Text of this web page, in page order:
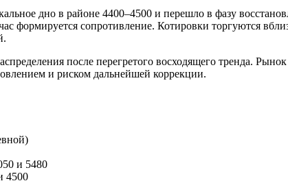
дно в районе 4400–4500 и перешло в фазу
формируется сопротивление. Котировки торгуются
после перегретого восходящего тренда.
и риском дальнейшей коррекции.
и 5480
4500